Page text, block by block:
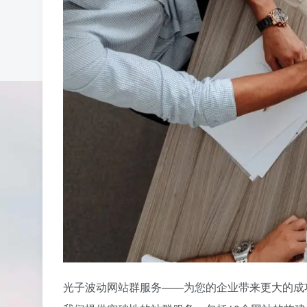
光子波动网站群服务——为您的企业带来更大的成